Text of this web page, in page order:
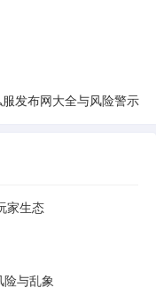
发布网大全与风险警示
家生态
与乱象